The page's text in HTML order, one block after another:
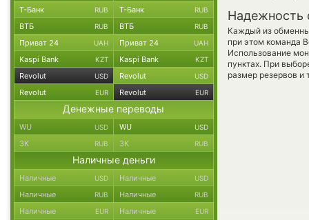
Надежность
Каждый из
при этом команда
Использование
пунктах. При
размер резервов и
Т-Банк RUB Т-Банк RUB
ВТБ RUB ВТБ RUB
Приват 24 UAH Приват 24 UAH
Kaspi Bank KZT Kaspi Bank KZT
Revolut USD Revolut USD
Revolut EUR Revolut EUR
Денежные переводы
WU USD WU USD
ЗК RUB ЗК RUB
Наличные деньги
Наличные USD Наличные USD
Наличные RUB Наличные RUB
Наличные EUR Наличные EUR